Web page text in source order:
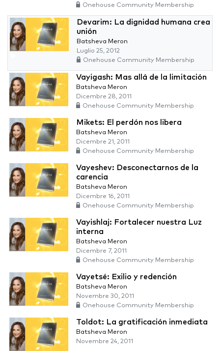
Onehouse Community Membership
Devarim: La dignidad humana crea
unión
Batsheva Meron
Luglio 25, 2012
Onehouse Community Membership
Vayigash: Mas allá de la limitación
Batsheva Meron
Dicembre 28, 2011
Onehouse Community Membership
Mikets: El perdón nos libera
Batsheva Meron
Dicembre 21, 2011
Onehouse Community Membership
Vayeshev: Desconectarnos de la
carencia
Batsheva Meron
Dicembre 16, 2011
Onehouse Community Membership
Vayishlaj: Fortalecer nuestra Luz
interna
Batsheva Meron
Dicembre 7, 2011
Onehouse Community Membership
Vayetsé: Exilio y redención
Batsheva Meron
Novembre 30, 2011
Onehouse Community Membership
Toldot: La gratificación inmediata
Batsheva Meron
Novembre 24, 2011